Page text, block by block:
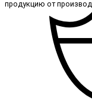
продукцию от